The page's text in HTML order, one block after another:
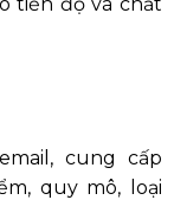
cung cấp
quy mô, loại